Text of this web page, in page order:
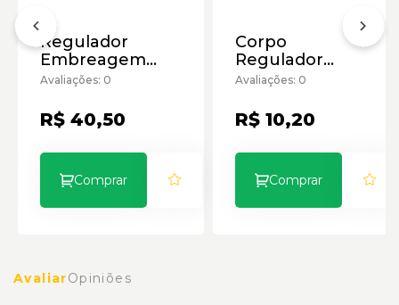
Regulador
Embreagem
Mb608-D Antigo
Avaliações: 0
R$ 40,50
Comprar
Corpo
Regulador
Yanmar
Moderno
Avaliações: 0
R$ 10,20
Comprar
AvaliarOpiniões